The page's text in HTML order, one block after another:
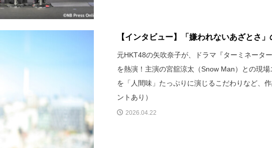
【インタビュー】「嫌われないあざとさ
元HKT48の矢吹奈子が、ドラマ『ターミネータ
を熱演！主演の宮舘涼太（Snow Man）との現
を「人間味」たっぷりに演じるこだわりなど、
ントあり）
2026.04.22